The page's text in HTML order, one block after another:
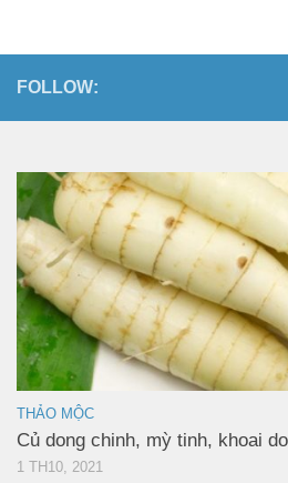
FOLLOW:
THẢO MỘC
Củ dong chinh, mỳ tinh, khoai
1 TH10, 2021